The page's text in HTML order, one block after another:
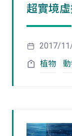
超實境
2017/
植物